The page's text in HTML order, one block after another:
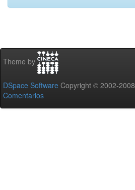
Theme by
DSpace Software Copyright © 2002-2008
Comentarios